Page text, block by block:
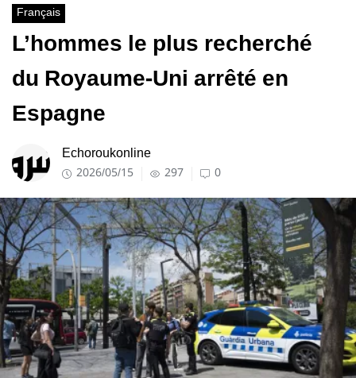
Français
L’hommes le plus recherché
du Royaume-Uni arrêté en
Espagne
Echoroukonline
2026/05/15 297 0